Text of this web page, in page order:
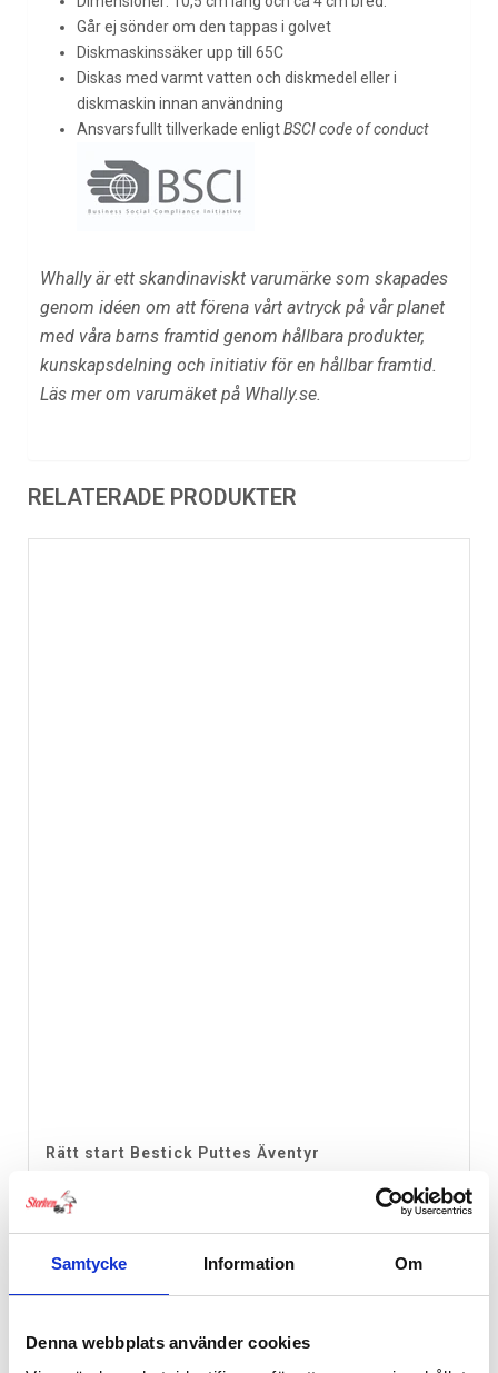
Samtycke Information Om
Denna webbplats använder cookies
Går ej sönder om den tappas i golvet
Diskmaskinssäker upp till 65C
Diskas med varmt vatten och diskmedel eller i
diskmaskin innan användning
Ansvarsfullt tillverkade enligtBSCI code of conduct
Whally är ett skandinaviskt varumärke som skapades
genom idéen om att förena vårt avtryck på vår planet
med våra barns framtid genom hållbara produkter,
kunskapsdelning och initiativ för en hållbar framtid.
Läs mer om varumäket på Whally.se.
RELATERADE PRODUKTER
Rätt start Bestick Puttes Äventyr
129